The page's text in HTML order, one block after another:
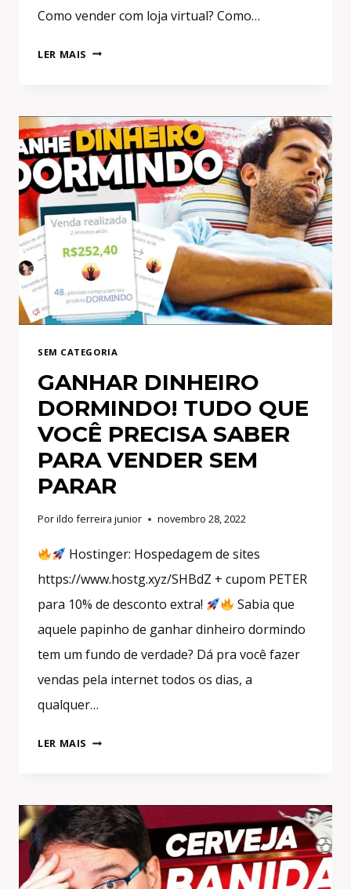
Como vender com loja virtual? Como…
LER MAIS COMO
VIRTUAL
DO
ZERO
[PASSO
A
PASSO]
SEM CATEGORIA
GANHAR DINHEIRO
DORMINDO! TUDO QUE
VOCÊ PRECISA SABER
PARA VENDER SEM
PARAR
Porildo ferreira junior novembro 28, 2022
Hostinger: Hospedagem de sites
https://www.hostg.xyz/SHBdZ + cupom PETER
para 10% de desconto extra!
Sabia que
aquele papinho de ganhar dinheiro dormindo
tem um fundo de verdade? Dá pra você fazer
vendas pela internet todos os dias, a
qualquer…
LER MAIS GANHAR
QUE
VOCÊ
PRECISA
SABER